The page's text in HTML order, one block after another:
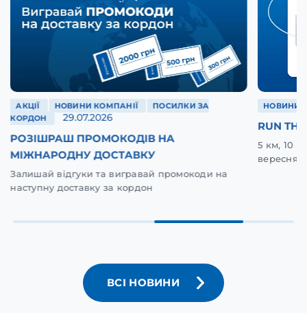
АКЦІЇ НОВИНИ КОМПАНІЇ
ПОСИЛКИ ЗА
КОРДОН
29.07.2026
РОЗІШРАШ ПРОМОКОДІВ НА
МІЖНАРОДНУ ДОСТАВКУ
Залишай відгуки та вигравай промокоди на
наступну доставку за кордон
НОВИНИ
RUN
5 км, 10
вересня
ВСІ НОВИНИ